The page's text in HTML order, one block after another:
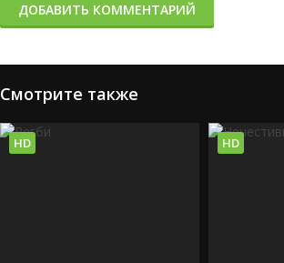
ДОБАВИТЬ КОММЕНТАРИЙ
Смотрите также
HD HD